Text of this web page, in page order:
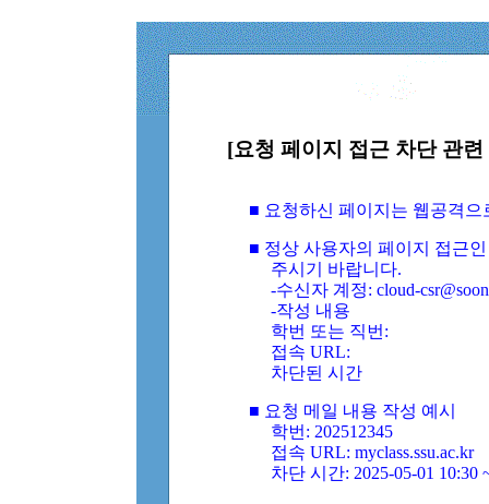
[요청 페이지 접근 차단 관
■ 요청하신 페이지는 웹공격
■ 정상 사용자의 페이지 접근
주시기 바랍니다.
-수신자 계정: cloud-
-작성 내용
학번 또는 직번:
접속 URL:
차단된 시간
■ 요청 메일 내용 작성 예시
학번: 202512345
접속 URL: myclass.ssu.ac.kr
차단 시간: 2025-05-01 10:30